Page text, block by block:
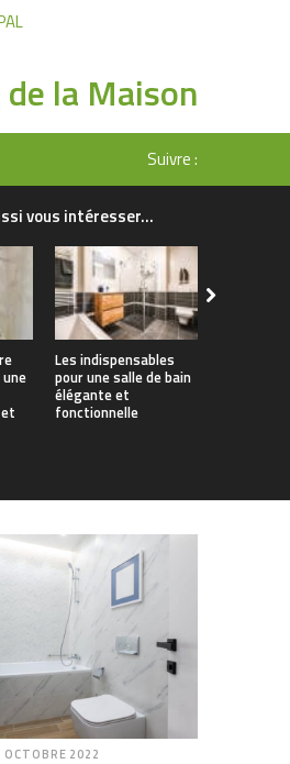
de la Maison
Suivre :
vous intéresser...
Les indispensables
pour une salle de bain
élégante et
fonctionnelle
OCTOBRE 2022